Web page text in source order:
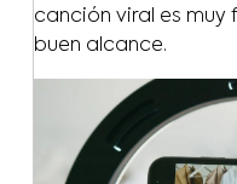
canción viral es muy
buen alcance.